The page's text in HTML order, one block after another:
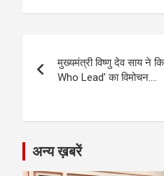
ce
o
o
se
g
er
at
A
p
navigation
मुख्यमंत्री विष्णु देव साय ने
Who Lead’ का विमोचन….
अन्य ख़बरें